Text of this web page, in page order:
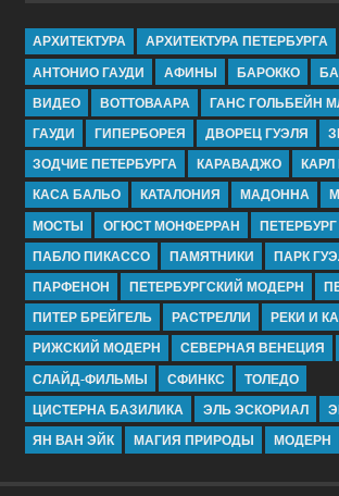
АРХИТЕКТУРА
АРХИТЕКТУРА ПЕТЕРБУРГА
АНТОНИО ГАУДИ
АФИНЫ БАРОККО
ВИДЕО
ВОТТОВААРА
ГАНС ГОЛЬБЕЙН
ГАУДИ
ГИПЕРБОРЕЯ ДВОРЕЦ ГУЭЛЯ
ЗОДЧИЕ ПЕТЕРБУРГА
КАРАВАДЖО
КАСА БАЛЬО
КАТАЛОНИЯ МАДОННА
МОСТЫ
ОГЮСТ МОНФЕРРАН
ПЕТЕРБУРГ
ПАБЛО ПИКАССО
ПАМЯТНИКИ
ПАРК
ПАРФЕНОН
ПЕТЕРБУРГСКИЙ МОДЕРН
ПИТЕР БРЕЙГЕЛЬ
РАСТРЕЛЛИ РЕКИ И
РИЖСКИЙ МОДЕРН
СЕВЕРНАЯ ВЕНЕЦИЯ
СЛАЙД-ФИЛЬМЫ
СФИНКС
ТОЛЕДО
ЦИСТЕРНА БАЗИЛИКА
ЭЛЬ ЭСКОРИАЛ
ЯН ВАН ЭЙК
МАГИЯ ПРИРОДЫ МОДЕРН